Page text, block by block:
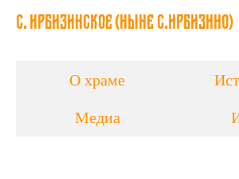
с. Ирбизинское (ныне с.Ирбизино)
О храме
Медиа